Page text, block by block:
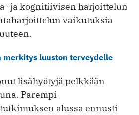
ja kognitiivisen harjoittelun
vaikutuksia
merkitys luuston terveydelle
lisähyötyjä pelkkään
Parempi
alussa ennusti